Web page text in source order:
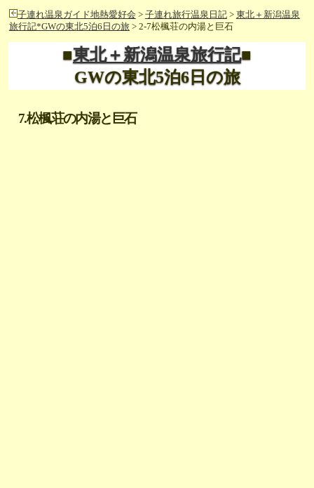
子連れ温泉ガイド地熱愛好会 > 子連れ旅行温泉日記> 東北＋新潟温泉
旅行記*GWの東北5泊6日の旅> 2-7松楓荘の内湯と巨石
■東北＋新潟温泉旅行記■
GWの東北5泊6日の旅
7.松楓荘の内湯と巨石